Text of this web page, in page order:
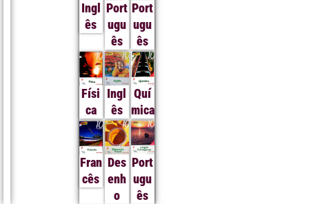
Ingl
ês
Port
ugu
ês
Port
ugu
ês
Físi
ca
Ingl
ês
Quí
mica
Fran
cês
Des
enh
o
Port
ugu
ês